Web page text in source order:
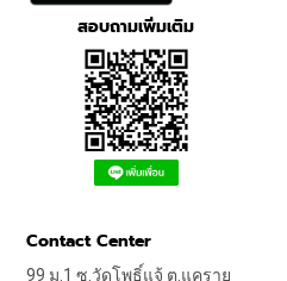
สอบถามเพิ่มเติม
Contact Center
99 ม.1 ซ.วัดโพธิ์แจ้ ต.แคราย